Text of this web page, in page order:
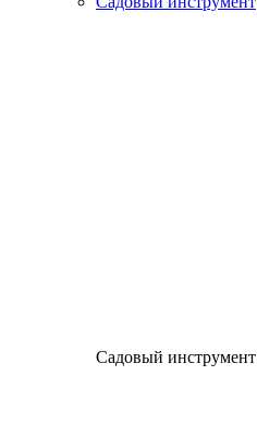
Садовый инструмент